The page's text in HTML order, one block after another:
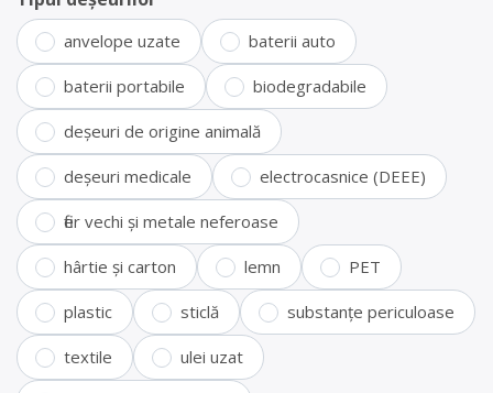
anvelope uzate baterii auto
baterii portabile biodegradabile
deșeuri de origine animală
deșeuri medicale electrocasnice (DEEE)
fier vechi și metale neferoase
hârtie și carton lemn PET
plastic sticlă substanțe periculoase
textile ulei uzat